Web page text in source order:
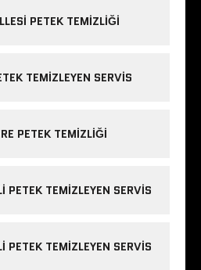
PETEK TEMIZLIĞI
TEMIZLEYEN SERVIS
PETEK TEMIZLIĞI
PETEK TEMIZLEYEN SERVIS
PETEK TEMIZLEYEN SERVIS